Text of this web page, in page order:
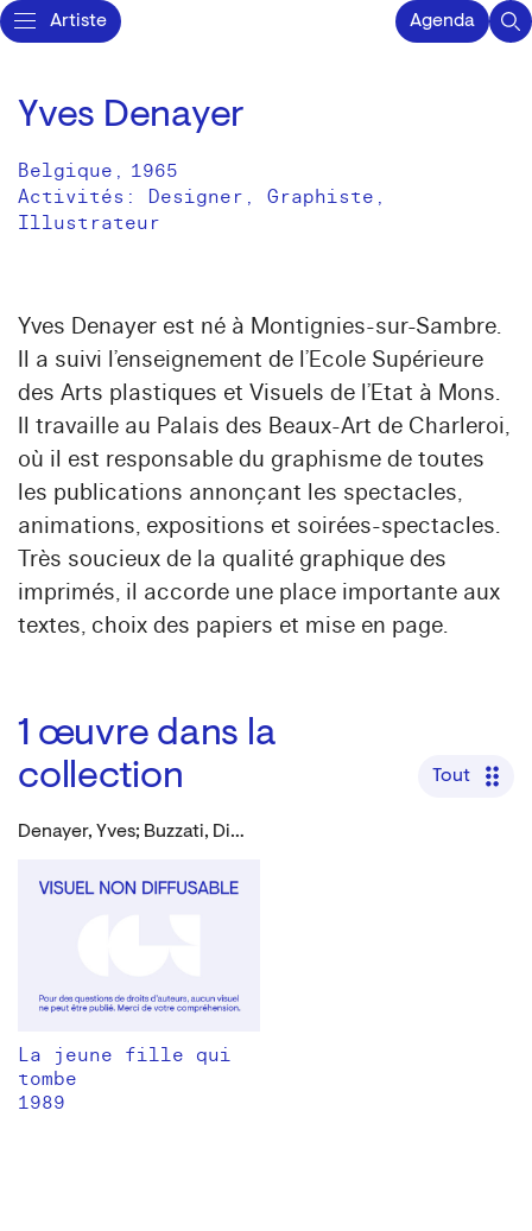
Artiste Agenda
Yves Denayer
Belgique , 1965
Activités: Designer
Graphiste
Illustrateur
Yves Denayer est né à Montignies-sur-Sambre.
Il a suivi l’enseignement de l’Ecole Supérieure
des Arts plastiques et Visuels de l’Etat à Mons.
Il travaille au Palais des Beaux-Art de Charleroi,
où il est responsable du graphisme de toutes
les publications annonçant les spectacles,
animations, expositions et soirées-spectacles.
Très soucieux de la qualité graphique des
imprimés, il accorde une place importante aux
textes, choix des papiers et mise en page.
1 œuvre dans la
collection
Tout
Denayer, Yves; Buzzati, Dino
La jeune fille qui
tombe
1989